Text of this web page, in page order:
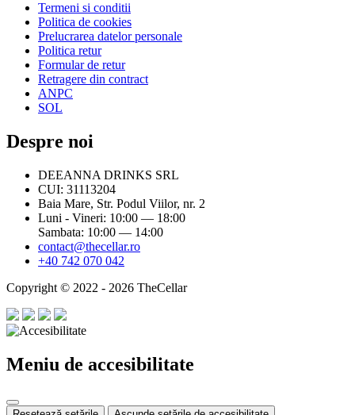
Termeni si conditii
Politica de cookies
Prelucrarea datelor personale
Politica retur
Formular de retur
Retragere din contract
ANPC
SOL
Despre noi
DEEANNA DRINKS SRL
CUI: 31113204
Baia Mare, Str. Podul Viilor, nr. 2
Luni - Vineri: 10:00 — 18:00
Sambata: 10:00 — 14:00
contact@thecellar.ro
+40 742 070 042
Copyright © 2022 - 2026 TheCellar
Meniu de accesibilitate